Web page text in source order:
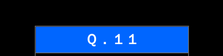
Ｑ．１１